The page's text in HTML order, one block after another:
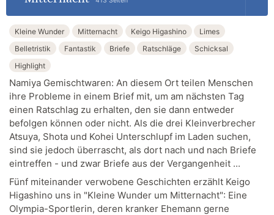
Kleine Wunder Mitternacht Keigo Higashino
Limes
Belletristik
Fantastik Briefe Ratschläge
Schicksal
Highlight
Namiya Gemischtwaren: An diesem Ort teilen Menschen
ihre Probleme in einem Brief mit, um am nächsten Tag
einen Ratschlag zu erhalten, den sie dann entweder
befolgen können oder nicht. Als die drei Kleinverbrecher
Atsuya, Shota und Kohei Unterschlupf im Laden suchen,
sind sie jedoch überrascht, als dort nach und nach Briefe
eintreffen - und zwar Briefe aus der Vergangenheit ...
Fünf miteinander verwobene Geschichten erzählt Keigo
Higashino uns in "Kleine Wunder um Mitternacht": Eine
Olympia-Sportlerin, deren kranker Ehemann gerne